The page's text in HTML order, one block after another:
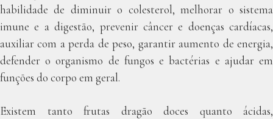
habilidade de diminuir o colesterol, melhorar o sistema
imune e a digestão, prevenir câncer e doenças cardíacas,
auxiliar com a perda de peso, garantir aumento de energia,
defender o organismo de fungos e bactérias e ajudar em
funções do corpo em geral.
Existem tanto frutas dragão doces quanto ácidas,